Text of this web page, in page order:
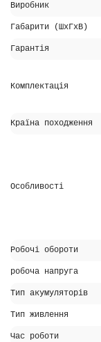
Виробник
Габарити (ШхГхВ)
Гарантія
Комплектація
Країна походження
Особливості
Робочі обороти
робоча напруга
Тип акумуляторів
Тип живлення
Час роботи